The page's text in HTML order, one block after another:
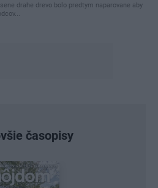
drahe drevo bolo predtym naparovane aby
časopisy